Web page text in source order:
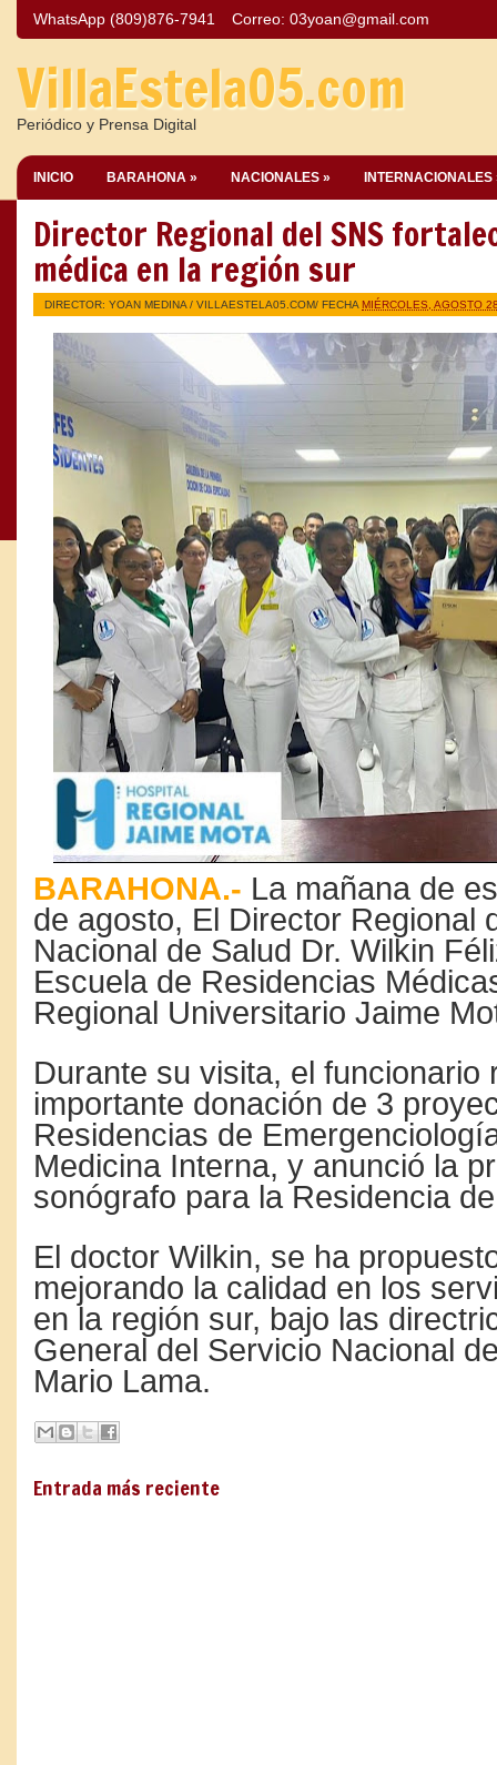
WhatsApp (809)876-7941 Correo: 03yoan@gmail.com
VillaEstela05.com
Periódico y Prensa Digital
INICIO BARAHONA » NACIONALES » INTERNACIONALES
Director Regional del SNS
médica en la región sur
DIRECTOR: YOAN MEDINA / VILLAESTELA05.COM/ FECHA MIÉRCOLES, AGOSTO
BARAHONA.- La mañana de
de agosto, El Director Regional
Nacional de Salud Dr. Wilkin
Escuela de Residencias
Regional Universitario Jaime
Durante su visita, el funcionario
importante donación de 3
Residencias de
Medicina Interna, y anunció la
sonógrafo para la Residencia
El doctor Wilkin, se ha
mejorando la calidad en los
en la región sur, bajo las
General del Servicio Nacional
Mario Lama.
Entrada más reciente